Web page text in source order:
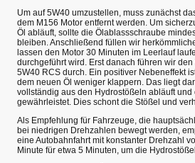
Um auf 5W40 umzustellen, muss zunächst
dem M156 Motor entfernt werden. Um
Öl abläuft, sollte die Ölablassschraube
bleiben. Anschließend füllen wir
lassen den Motor 30 Minuten im Leerlauf
durchgeführt wird. Erst danach führen wir
5W40 RCS durch. Ein positiver Nebeneffekt
dem neuen Öl weniger klappern. Das liegt
vollständig aus den Hydrostößeln abläuft
gewährleistet. Dies schont die Stößel und
Als Empfehlung für Fahrzeuge, die
bei niedrigen Drehzahlen bewegt werden,
eine Autobahnfahrt mit konstanter Drehzahl
Minute für etwa 5 Minuten, um die